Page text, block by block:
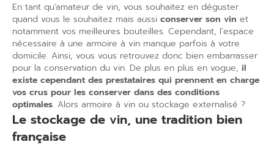
En tant qu’amateur de vin, vous souhaitez en déguster
quand vous le souhaitez mais aussi conserver son vin et
notamment vos meilleures bouteilles. Cependant, l’espace
nécessaire à une armoire à vin manque parfois à votre
domicile. Ainsi, vous vous retrouvez donc bien embarrasser
pour la conservation du vin. De plus en plus en vogue, il
existe cependant des prestataires qui prennent en charge
vos crus pour les conserver dans des conditions
optimales. Alors armoire à vin ou stockage externalisé ?
Le stockage de vin, une tradition bien
française